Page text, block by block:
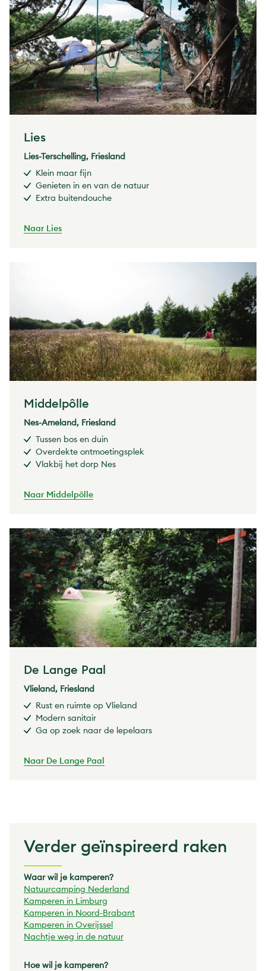
Lies
Lies-Terschelling, Friesland
Klein maar fijn
Genieten in en van de natuur
Extra buitendouche
Naar Lies
Middelpôlle
Nes-Ameland, Friesland
Tussen bos en duin
Overdekte ontmoetingsplek
Vlakbij het dorp Nes
Naar Middelpôlle
De Lange Paal
Vlieland, Friesland
Rust en ruimte op Vlieland
Modern sanitair
Ga op zoek naar de lepelaars
Naar De Lange Paal
Verder geïnspireerd raken
Waar wil je kamperen?
Natuurcamping Nederland
Kamperen in Limburg
Kamperen in Noord-Brabant
Kamperen in Overijssel
Nachtje weg in de natuur
Hoe wil je kamperen?